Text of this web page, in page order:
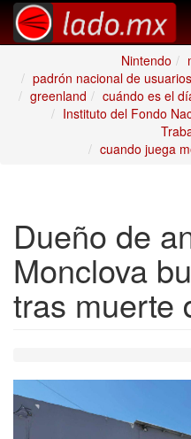
Nintendo
padrón nacional de
greenland
cuándo es el
Instituto del Fondo
cuando juega
Dueño de
Monclova
tras muerte